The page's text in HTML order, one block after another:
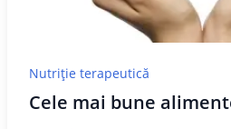
Nutriție terapeutică
Cele mai bune